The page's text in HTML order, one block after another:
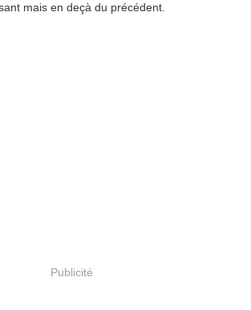
mais en deçà du précédent.
Publicité